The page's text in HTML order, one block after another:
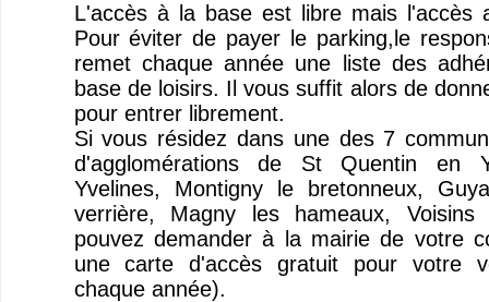
L'accès à la base est libre mais l'accès
Pour éviter de payer le parking,le
remet chaque année une liste des
base de loisirs. Il vous suffit alors de
pour entrer librement.
Si vous résidez dans une des 7
d'agglomérations de St Quentin en
Yvelines, Montigny le bretonneux,
verrière, Magny les hameaux,
pouvez demander à la mairie de votre
une carte d'accès gratuit pour votre
chaque année).